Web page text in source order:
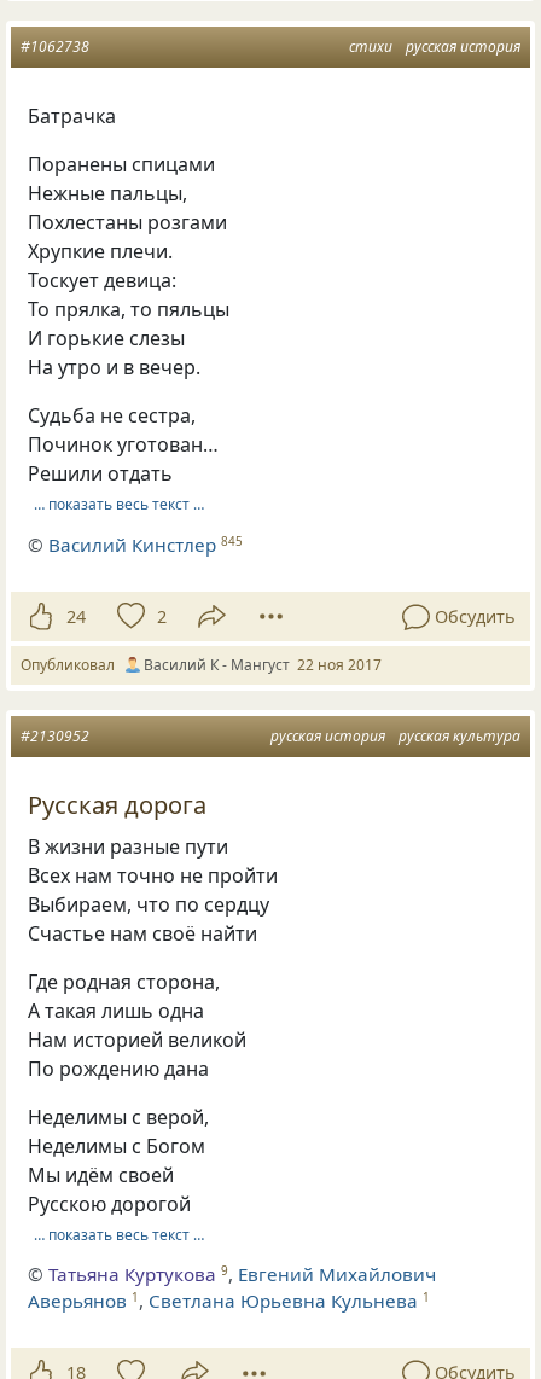
стихи русская история
#1062738
Батрачка
Поранены спицами
Нежные пальцы,
Похлестаны розгами
Хрупкие плечи.
Тоскует девица:
То прялка, то пяльцы
И горькие слезы
На утро и в вечер.
Судьба не сестра,
Починок уготован…
Решили отдать
… показать весь текст …
© Василий Кинстлер 845
24 2 Обсудить
Опубликовал Василий К - Мангуст 22 ноя 2017
русская история русская культура
#2130952
Русская дорога
В жизни разные пути
Всех нам точно не пройти
Выбираем, что по сердцу
Счастье нам своё найти
Где родная сторона,
А такая лишь одна
Нам историей великой
По рождению дана
Неделимы с верой,
Неделимы с Богом
Мы идём своей
Русскою дорогой
… показать весь текст …
©Татьяна Куртукова 9, Евгений Михайлович
Аверьянов 1 , Светлана Юрьевна Кульнева 1
18 Обсудить